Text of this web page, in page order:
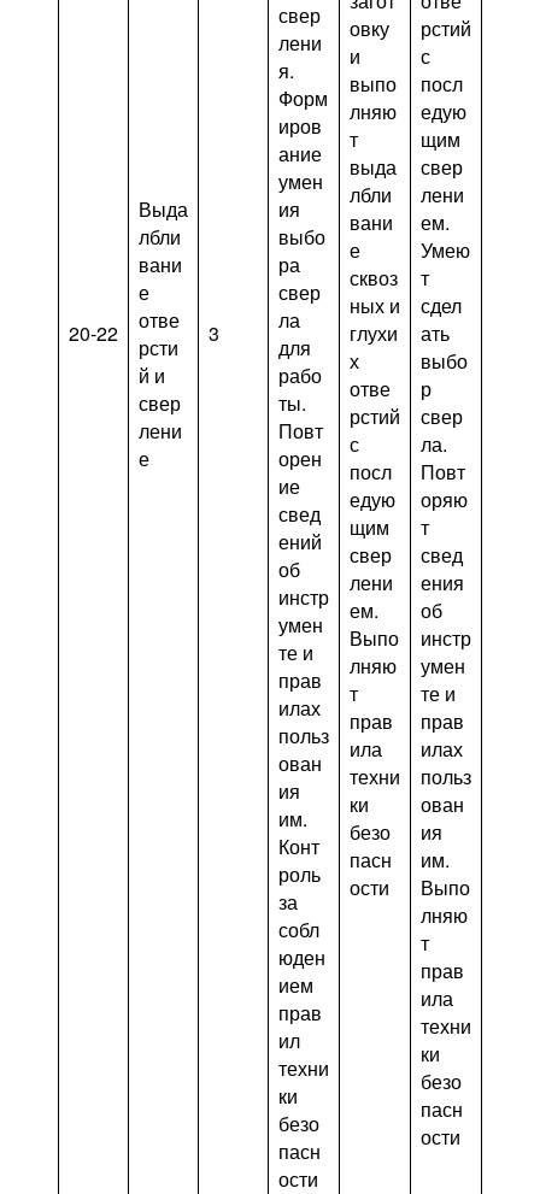
20-22
Выда
лбли
вани
е
отве
рсти
й и
свер
лени
е
3
свер
лени
я.
Форм
иров
ание
умен
ия
выбо
ра
свер
ла
для
рабо
ты.
Повт
орен
ие
свед
ений
об
инстр
умен
те и
прав
илах
польз
ован
ия
им.
Конт
роль
за
собл
юден
ием
прав
ил
техни
ки
безо
пасн
ости
овку
и
выпо
лняю
т
выда
лбли
вани
е
сквоз
ных и
глухи
х
отве
рстий
с
посл
едую
щим
свер
лени
ем.
Выпо
лняю
т
прав
ила
техни
ки
безо
пасн
ости
рстий
с
посл
едую
щим
свер
лени
ем.
Умею
т
сдел
ать
выбо
р
свер
ла.
Повт
оряю
т
свед
ения
об
инстр
умен
те и
прав
илах
польз
ован
ия
им.
Выпо
лняю
т
прав
ила
техни
ки
безо
пасн
ости